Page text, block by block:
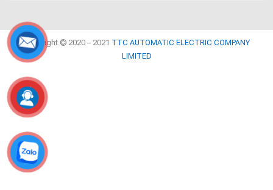
Copyright © 2020 – 2021 TTC AUTOMATIC ELECTRIC COMPANY
LIMITED